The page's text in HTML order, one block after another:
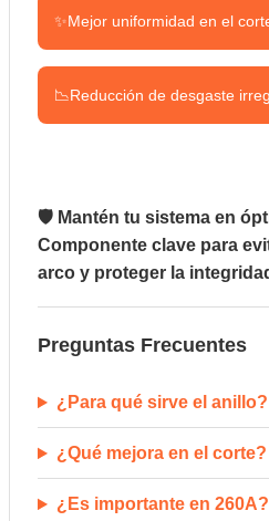
✨Mejor uniformidad en el
📉Reducción de desgaste
🛡️ Mantén tu sistema en
Componente clave para
arco y proteger la
Preguntas Frecuentes
¿Para qué sirve el anillo?
¿Qué mejora en el corte?
¿Es importante en 260A?